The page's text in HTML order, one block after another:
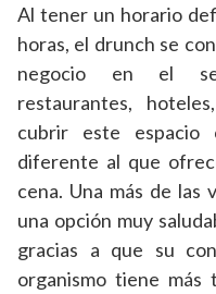
Al tener un horario
horas, el drunch se
negocio en el
restaurantes,
cubrir este
diferente al que
cena. Una más de las
una opción muy
gracias a que su
organismo tiene más